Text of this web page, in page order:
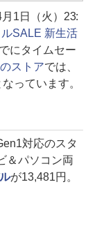
1日（火）23:
SALE 新生活
にタイムセー
ストアでは、
っています。
対応のスタ
＆パソコン両
が13,481円。